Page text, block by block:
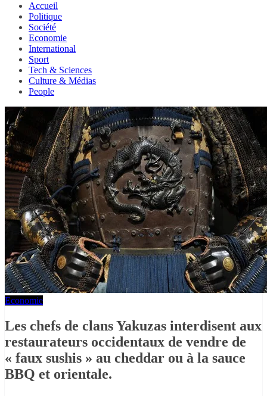
Accueil
Politique
Société
Economie
International
Sport
Tech & Sciences
Culture & Médias
People
Economie
Les chefs de clans Yakuzas interdisent aux
restaurateurs occidentaux de vendre de
« faux sushis » au cheddar ou à la sauce
BBQ et orientale.